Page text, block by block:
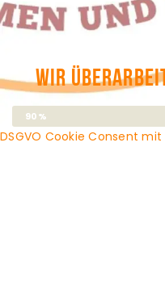
Wir
Fortschritt
90%
DSGVO Cookie Consent